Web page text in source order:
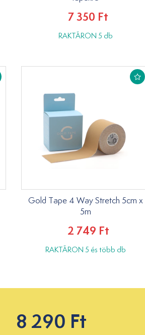
7 350 Ft
RAKTÁRON 5 db
Gold Tape 4 Way Stretch 5cm x
5m
2 749 Ft
RAKTÁRON 5 és több db
8 290 Ft